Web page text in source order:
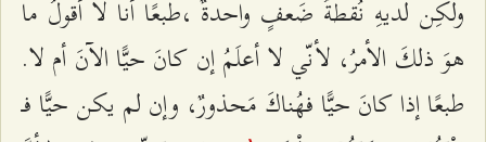
ولكِن لديهِ نُقطةُ ضَعفٍ واحدةٌ ،طبعًا أنا لا أقولُ ما
هوَ ذلكَ الأمرُ، لأنّي لا أعلَمُ إن كانَ حيًّا الآنَ أم لا.
طبعًا إذا كانَ حيًّا فهُناكَ مَحذورٌ، وإن لم يكن حيًّا فـ